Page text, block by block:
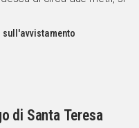
sull'avvistamento
di Santa Teresa